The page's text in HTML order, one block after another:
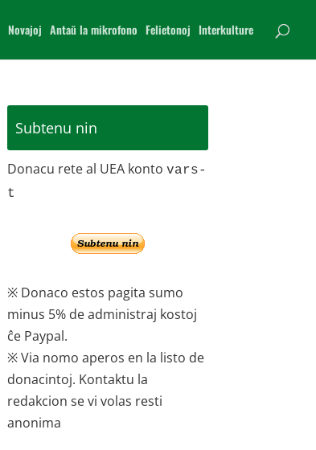
Novajoj Antaŭ la mikrofono Felietonoj Interkulture
Subtenu nin
Donacu rete al UEA kontovars-
t
※ Donaco estos pagita sumo
minus 5% de administraj kostoj
ĉe Paypal.
※ Via nomo aperos en la listo de
donacintoj. Kontaktu la
redakcion se vi volas resti
anonima